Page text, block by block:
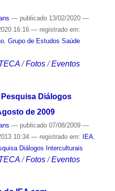
— publicado13/02/2020 —
16:16 — registrado em:
, Grupo de Estudos Saúde
/Fotos /Eventos
Diálogos
de 2009
— publicado07/08/2009 —
10:34 — registrado em: IEA,
Diálogos Interculturais
/Fotos /Eventos